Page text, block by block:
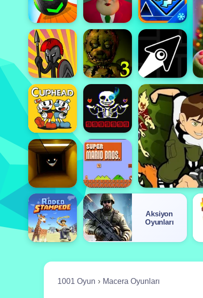
Aksiyon
Oyunları
1001 Oyun Macera Oyunları